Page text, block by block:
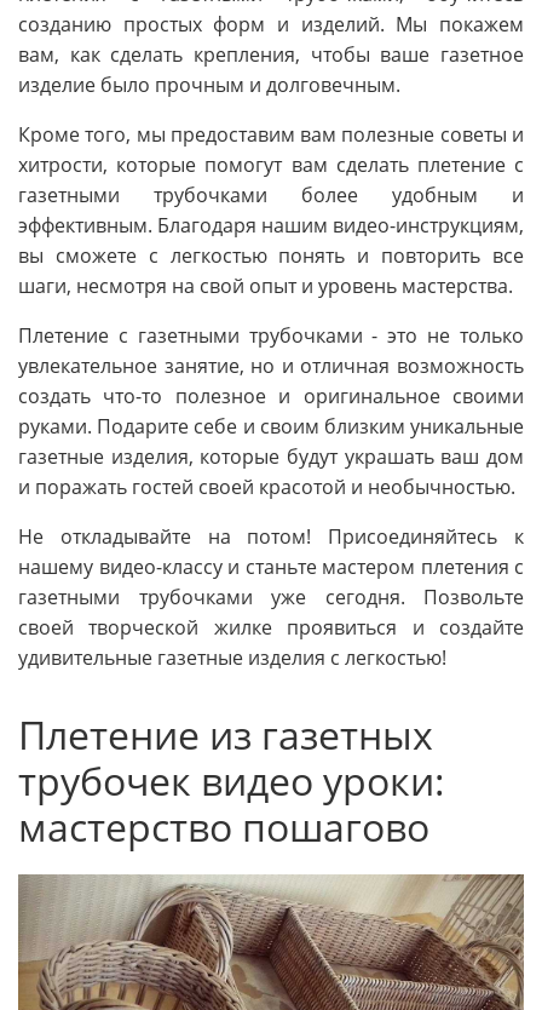
созданию простых форм и изделий. Мы покажем
вам, как сделать крепления, чтобы ваше газетное
изделие было прочным и долговечным.
Кроме того, мы предоставим вам полезные советы и
хитрости, которые помогут вам сделать плетение с
газетными трубочками более удобным и
эффективным. Благодаря нашим видео-инструкциям,
вы сможете с легкостью понять и повторить все
шаги, несмотря на свой опыт и уровень мастерства.
Плетение с газетными трубочками - это не только
увлекательное занятие, но и отличная возможность
создать что-то полезное и оригинальное своими
руками. Подарите себе и своим близким уникальные
газетные изделия, которые будут украшать ваш дом
и поражать гостей своей красотой и необычностью.
Не откладывайте на потом! Присоединяйтесь к
нашему видео-классу и станьте мастером плетения с
газетными трубочками уже сегодня. Позвольте
своей творческой жилке проявиться и создайте
удивительные газетные изделия с легкостью!
Плетение из газетных
трубочек видео уроки:
мастерство пошагово